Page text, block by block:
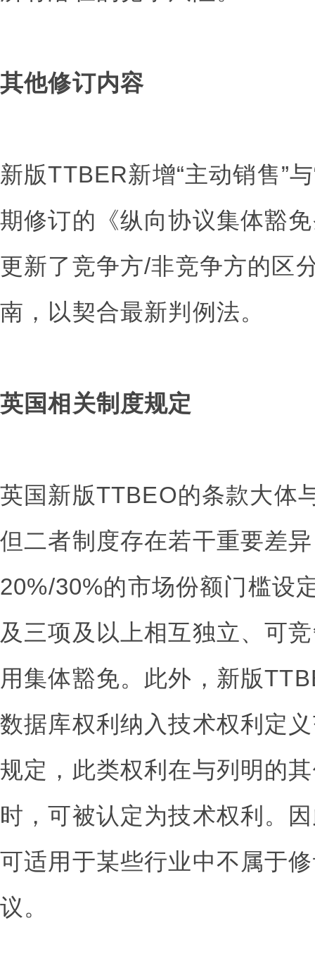
其他修订内容
新版TTBER新增“主动销售”
期修订的《纵向协议集体豁
更新了竞争方/非竞争方的区
南，以契合最新判例法。
英国相关制度规定
英国新版TTBEO的条款大体
但二者制度存在若干重要差
20%/30%的市场份额门槛设
及三项及以上相互独立、可
用集体豁免。此外，新版
数据库权利纳入技术权利定
规定，此类权利在与列明的
时，可被认定为技术权利。
可适用于某些行业中不属于
议。